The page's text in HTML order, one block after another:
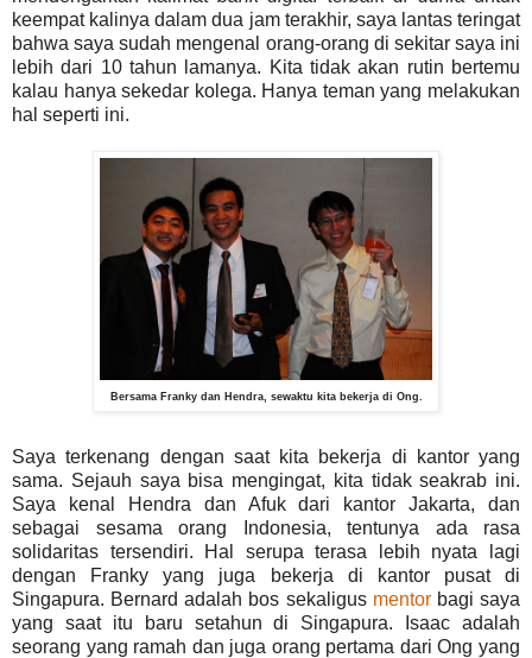
keempat kalinya dalam dua jam terakhir, saya lantas teringat
bahwa saya sudah mengenal orang-orang di sekitar saya ini
lebih dari 10 tahun lamanya. Kita tidak akan rutin bertemu
kalau hanya sekedar kolega. Hanya teman yang melakukan
hal seperti ini.
Bersama Franky dan Hendra, sewaktu kita bekerja di Ong.
Saya terkenang dengan saat kita bekerja di kantor yang
sama. Sejauh saya bisa mengingat, kita tidak seakrab ini.
Saya kenal Hendra dan Afuk dari kantor Jakarta, dan
sebagai sesama orang Indonesia, tentunya ada rasa
solidaritas tersendiri. Hal serupa terasa lebih nyata lagi
dengan Franky yang juga bekerja di kantor pusat di
Singapura. Bernard adalah bos sekaligus mentorbagi saya
yang saat itu baru setahun di Singapura. Isaac adalah
seorang yang ramah dan juga orang pertama dari Ong yang